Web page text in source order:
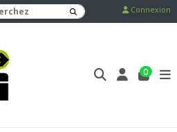
Connexion
0